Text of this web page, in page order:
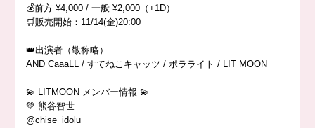
💰前方 ¥4,000 / 一般 ¥2,000（+1D）
🛒販売開始：11/14(金)20:00
👑出演者（敬称略）
AND CaaaLL / すてねこキャッツ / ポラライト / LIT MOON
💫 LITMOON メンバー情報 💫
💚 熊谷智世
@chise_idolu